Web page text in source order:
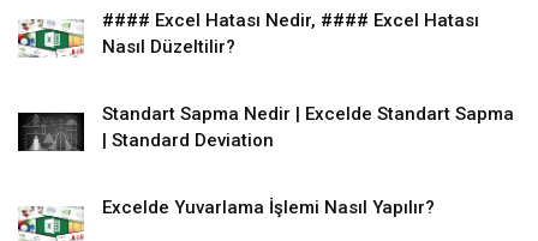
#### Excel Hatası Nedir, #### Excel Hatası
Nasıl Düzeltilir?
Standart Sapma Nedir | Excelde Standart Sapma
| Standard Deviation
Excelde Yuvarlama İşlemi Nasıl Yapılır?